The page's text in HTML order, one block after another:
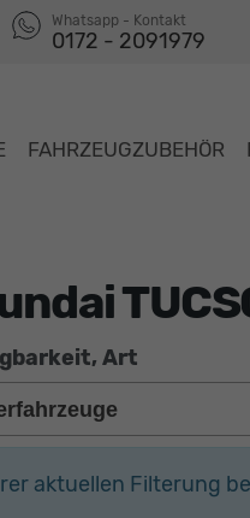
Whatsapp - Kontakt
0172 - 2091979
FAHRZEUGZUBEHÖR
Art
aktuellen Filterung